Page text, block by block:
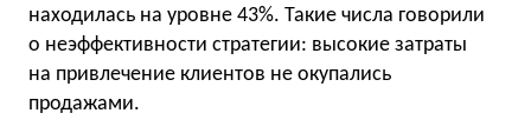
находилась на уровне 43%. Такие числа говорили
о неэффективности стратегии: высокие затраты
на привлечение клиентов не окупались
продажами.